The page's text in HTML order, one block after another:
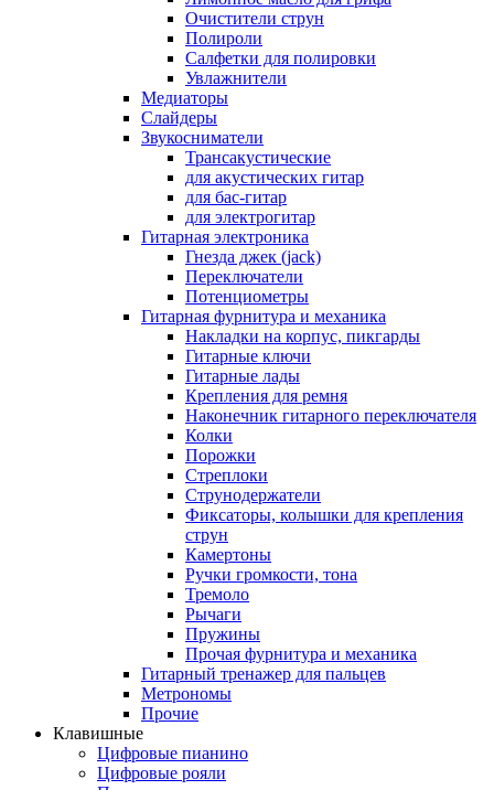
Очистители струн
Полироли
Салфетки для полировки
Увлажнители
Медиаторы
Слайдеры
Звукосниматели
Трансакустические
для акустических гитар
для бас-гитар
для электрогитар
Гитарная электроника
Гнезда джек (jack)
Переключатели
Потенциометры
Гитарная фурнитура и механика
Накладки на корпус, пикгарды
Гитарные ключи
Гитарные лады
Крепления для ремня
Наконечник гитарного переключателя
Колки
Порожки
Стреплоки
Струнодержатели
Фиксаторы, колышки для крепления
струн
Камертоны
Ручки громкости, тона
Тремоло
Рычаги
Пружины
Прочая фурнитура и механика
Гитарный тренажер для пальцев
Метрономы
Прочие
Клавишные
Цифровые пианино
Цифровые рояли